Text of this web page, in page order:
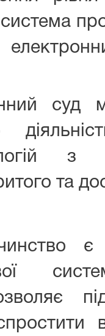
суд
з
та